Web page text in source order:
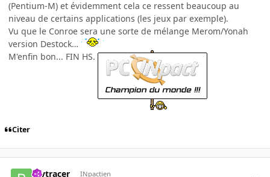
(Pentium-M) et évidemment cela ce ressent beaucoup au
niveau de certains applications (les jeux par exemple).
Vu que le Conroe sera une sorte de mélange Merom/Yonah
version Destock…
M'enfin bon... FIN HS.
Citer
raytracer INpactien